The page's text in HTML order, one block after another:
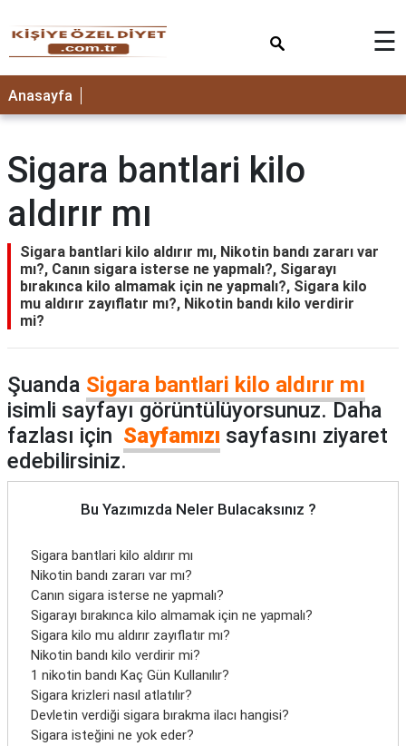
ANASAYFA
☰
Anasayfa
Sigara bantlari kilo
aldırır mı
Sigara bantlari kilo aldırır mı, Nikotin bandı zararı var
mı?, Canın sigara isterse ne yapmalı?, Sigarayı
bırakınca kilo almamak için ne yapmalı?, Sigara kilo
mu aldırır zayıflatır mı?, Nikotin bandı kilo verdirir
mi?
Şuanda Sigara bantlari kilo aldırır mı
isimli sayfayı görüntülüyorsunuz. Daha
fazlası için Sayfamızı sayfasını ziyaret
edebilirsiniz.
Bu Yazımızda Neler Bulacaksınız ?
Sigara bantlari kilo aldırır mı
Nikotin bandı zararı var mı?
Canın sigara isterse ne yapmalı?
Sigarayı bırakınca kilo almamak için ne yapmalı?
Sigara kilo mu aldırır zayıflatır mı?
Nikotin bandı kilo verdirir mi?
1 nikotin bandı Kaç Gün Kullanılır?
Sigara krizleri nasıl atlatılır?
Devletin verdiği sigara bırakma ilacı hangisi?
Sigara isteğini ne yok eder?